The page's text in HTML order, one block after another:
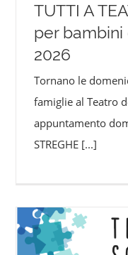
TUTTI A
per
2026
Tornano le
famiglie al Teatro
appuntamento
STREGHE [...]